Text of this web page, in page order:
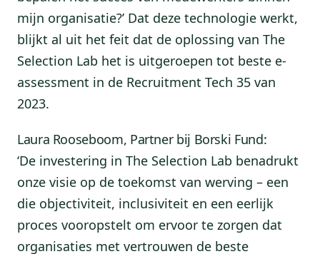
mijn organisatie?’ Dat deze technologie werkt,
blijkt al uit het feit dat de oplossing van The
Selection Lab het is uitgeroepen tot beste e-
assessment in de Recruitment Tech 35 van
2023.
Laura Rooseboom, Partner bij Borski Fund:
‘De investering in The Selection Lab benadrukt
onze visie op de toekomst van werving – een
die objectiviteit, inclusiviteit en een eerlijk
proces vooropstelt om ervoor te zorgen dat
organisaties met vertrouwen de beste